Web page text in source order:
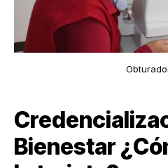
Bienestar